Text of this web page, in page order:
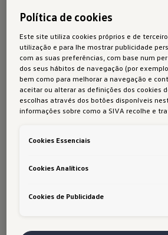
compacto também é fabricado
primas naturais e materiais
LIFE é uma primeira antevisão
categoria de modelos
Kabaň, o diretor de design da
“Inovação, sustentabilidade e a
comunicar intemporalmente
Política de cookies
Este site utiliza cookies próprios e de
utilização e para lhe mostrar publicidade
com as suas preferências, com base num
dos seus hábitos de navegação (por
bem como para melhorar a navegação e
aceitar ou alterar as definições dos cookies
escolhas através dos botões disponíveis
informações sobre como a SIVA recolhe e
Cookies Essenciais
Cookies Analíticos
Cookies de Publicidade